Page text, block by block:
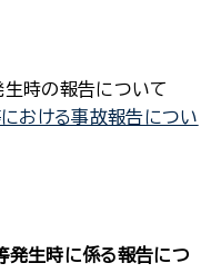
時の報告について
おける事故報告につい
発生時に係る報告につ